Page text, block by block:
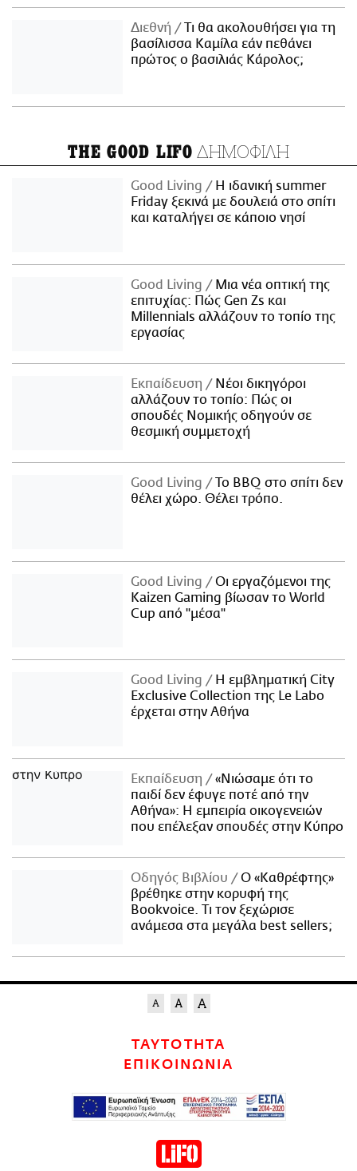
Διεθνή
Τι θα ακολουθήσει για τη
βασίλισσα Καμίλα εάν πεθάνει
πρώτος ο βασιλιάς Κάρολος;
THE GOOD LIFO ΔΗΜΟΦΙΛΗ
Good Living
Η ιδανική summer
Friday ξεκινά με δουλειά στο σπίτι
και καταλήγει σε κάποιο νησί
Good Living
Μια νέα οπτική της
επιτυχίας: Πώς Gen Zs και
Millennials αλλάζουν το τοπίο της
εργασίας
Εκπαίδευση
Νέοι δικηγόροι
αλλάζουν το τοπίο: Πώς οι
σπουδές Νομικής οδηγούν σε
θεσμική συμμετοχή
Good Living
Το BBQ στο σπίτι δεν
θέλει χώρο. Θέλει τρόπο.
Good Living
Οι εργαζόμενοι της
Kaizen Gaming βίωσαν το World
Cup από "μέσα"
Good Living
Η εμβληματική City
Exclusive Collection της Le Labo
έρχεται στην Αθήνα
Εκπαίδευση
«Νιώσαμε ότι το
παιδί δεν έφυγε ποτέ από την
Αθήνα»: Η εμπειρία οικογενειών
που επέλεξαν σπουδές στην Κύπρο
Οδηγός Βιβλίου
Ο «Καθρέφτης»
βρέθηκε στην κορυφή της
Bookvoice. Τι τον ξεχώρισε
ανάμεσα στα μεγάλα best sellers;
ΤΑΥΤΟΤΗΤΑ
ΕΠΙΚΟΙΝΩΝΙΑ